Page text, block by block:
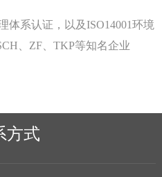
体系认证，以及ISO14001环境
、ZF、TKP等知名企业
方式